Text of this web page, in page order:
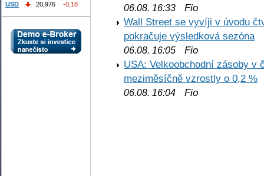
06.08. 16:33 Fio
Wall Street se vyvíji v úvodu
pokračuje výsledková sezóna
06.08. 16:05 Fio
USA: Velkoobchodní zásoby v
meziměsíčně vzrostly o 0,2 %
06.08. 16:04 Fio
USD
20,976 -0,18